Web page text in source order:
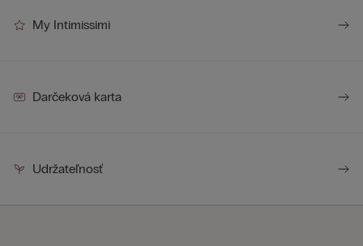
My Intimissimi
Darčeková karta
Udržateľnosť